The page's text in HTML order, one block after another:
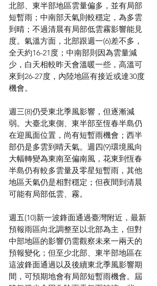
北部、東半部地區雲量偏多，並有局部
短暫雨；中南部天氣則較穩定，為多雲
到晴；不過清晨有局部低雲霧影響能見
度。氣溫方面，北部跟週一(6)差不多，
全天約16-21度；中南部則因為雲量減
少，白天相較昨天會溫暖一些，高溫可
來到26-27度，內陸地區有接近或達30度
機會。
週三(8)仍受東北季風影響，但逐漸減
弱。大臺北東側、東半部至恆春半島仍
在迎風面位置，尚有短暫雨機會；西半
部仍是多雲到晴天氣。週四(9)環境風向
大幅轉變為東南至偏南風，花東到恆春
半島仍有較多雲量及零星短暫雨，其他
地區天氣仍是相對穩定；但夜間到清晨
可能有局部低雲、霧。
週五(10)新一波鋒面通過臺灣附近，最新
預報雨區向北調整至以北部為主，但對
中部地區的影響仍需觀察未來一兩天的
預報變化；但至少北部、東半部地區在
這波鋒面通過以及後續東北季風影響期
間，可預期地會有局部短暫雨機會。屆